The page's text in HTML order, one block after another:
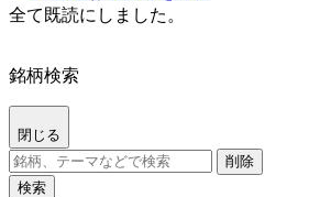
全て既読にしました。
銘柄検索
閉じる
削除
検索